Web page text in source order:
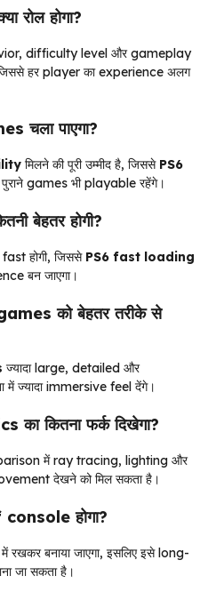
रोल होगा?
difficulty level और gameplay
हर player का experience अलग
चला पाएगा?
मिलने की पूरी उम्मीद है, जिससे PS6
games भी playable रहेंगे।
बेहतर होगी?
fast होगी, जिससे PS6 fast loading
बन जाएगा।
को बेहतर तरीके से
ज्यादा large, detailed और
में ज्यादा immersive feel देंगे।
कितना फर्क दिखेगा?
में ray tracing, lighting और
देखने को मिल सकता है।
होगा?
में रखकर बनाया जाएगा, इसलिए इसे long-
जा सकता है।